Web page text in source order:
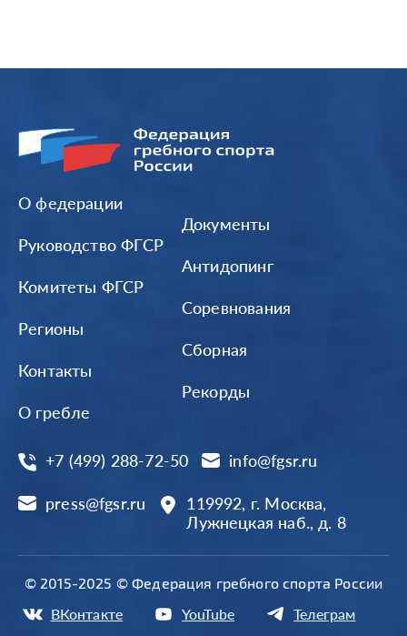
О федерации
Руководство ФГСР
Комитеты ФГСР
Регионы
Контакты
О гребле
Документы
Антидопинг
Соревнования
Сборная
Рекорды
+7 (499) 288-72-50 info@fgsr.ru
press@fgsr.ru
119992, г. Москва,
Лужнецкая наб., д. 8
© 2015-2025 © Федерация гребного спорта России
ВКонтакте YouTube Телеграм